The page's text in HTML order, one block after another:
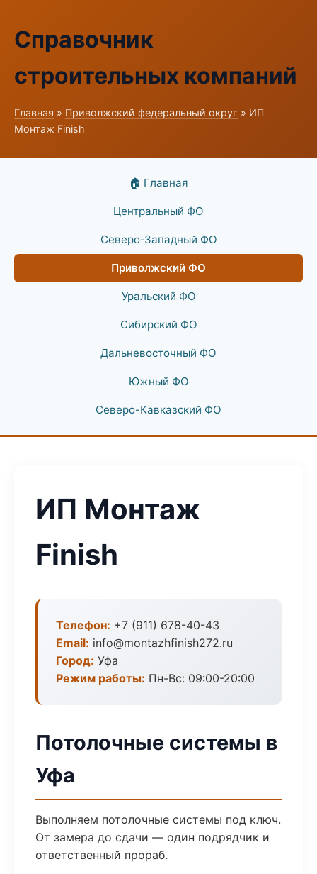
Справочник
строительных компаний
Главная » Приволжский федеральный округ » ИП
Монтаж Finish
🏠 Главная
Центральный ФО
Северо-Западный ФО
Приволжский ФО
Уральский ФО
Сибирский ФО
Дальневосточный ФО
Южный ФО
Северо-Кавказский ФО
ИП Монтаж
Finish
Телефон: +7 (911) 678-40-43
Email: info@montazhfinish272.ru
Город: Уфа
Режим работы: Пн-Вс: 09:00-20:00
Потолочные системы в
Уфа
Выполняем потолочные системы под ключ.
От замера до сдачи — один подрядчик и
ответственный прораб.